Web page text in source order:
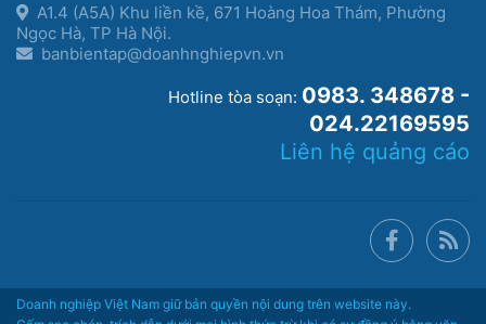
A1.4 (A5A) Khu liền kề, 671 Hoàng Hoa Thám, Phường
Ngọc Hà, TP Hà Nội.
banbientap@doanhnghiepvn.vn
Hotline tòa soạn: 0983. 348678 -
024.22169595
Liên hệ quảng cáo
Doanh nghiệp Việt Nam giữ bản quyền nội dung trên website này.